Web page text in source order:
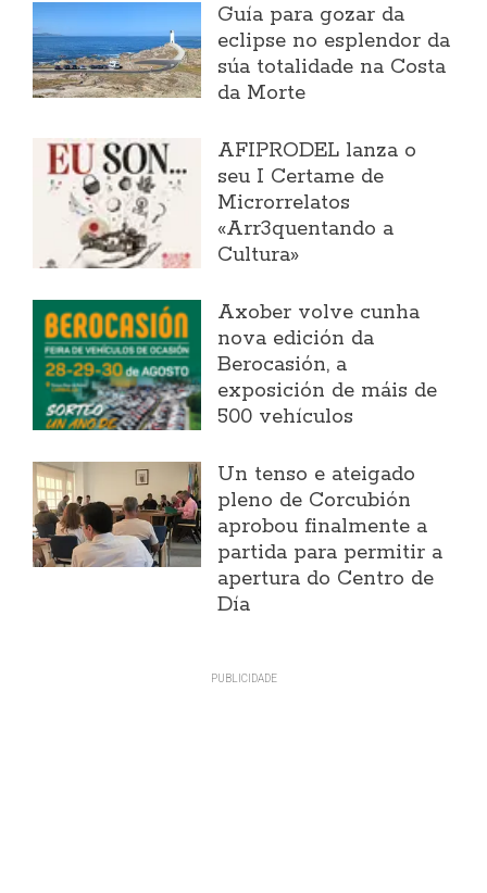
Guía para gozar da
eclipse no esplendor da
súa totalidade na Costa
da Morte
AFIPRODEL lanza o
seu I Certame de
Microrrelatos
«Arr3quentando a
Cultura»
Axober volve cunha
nova edición da
Berocasión, a
exposición de máis de
500 vehículos
Un tenso e ateigado
pleno de Corcubión
aprobou finalmente a
partida para permitir a
apertura do Centro de
Día